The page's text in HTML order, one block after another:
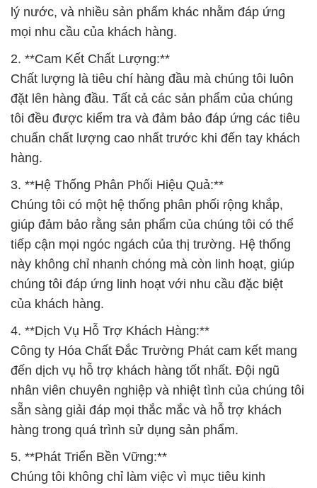
lý nước, và nhiều sản phẩm khác nhằm đáp ứng
mọi nhu cầu của khách hàng.
2. **Cam Kết Chất Lượng:**
Chất lượng là tiêu chí hàng đầu mà chúng tôi luôn
đặt lên hàng đầu. Tất cả các sản phẩm của chúng
tôi đều được kiểm tra và đảm bảo đáp ứng các tiêu
chuẩn chất lượng cao nhất trước khi đến tay khách
hàng.
3. **Hệ Thống Phân Phối Hiệu Quả:**
Chúng tôi có một hệ thống phân phối rộng khắp,
giúp đảm bảo rằng sản phẩm của chúng tôi có thể
tiếp cận mọi ngóc ngách của thị trường. Hệ thống
này không chỉ nhanh chóng mà còn linh hoạt, giúp
chúng tôi đáp ứng linh hoạt với nhu cầu đặc biệt
của khách hàng.
4. **Dịch Vụ Hỗ Trợ Khách Hàng:**
Công ty Hóa Chất Đắc Trường Phát cam kết mang
đến dịch vụ hỗ trợ khách hàng tốt nhất. Đội ngũ
nhân viên chuyên nghiệp và nhiệt tình của chúng tôi
sẵn sàng giải đáp mọi thắc mắc và hỗ trợ khách
hàng trong quá trình sử dụng sản phẩm.
5. **Phát Triển Bền Vững:**
Chúng tôi không chỉ làm việc vì mục tiêu kinh